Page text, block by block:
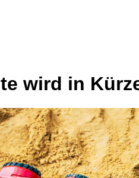
wird in